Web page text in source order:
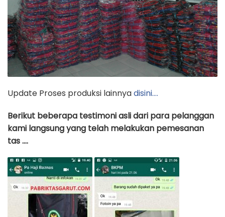
Update Proses produksi lainnyadisini….
Berikut beberapa testimoni asli dari para pelanggan
kami langsung yang telah melakukan pemesanan
tas ….